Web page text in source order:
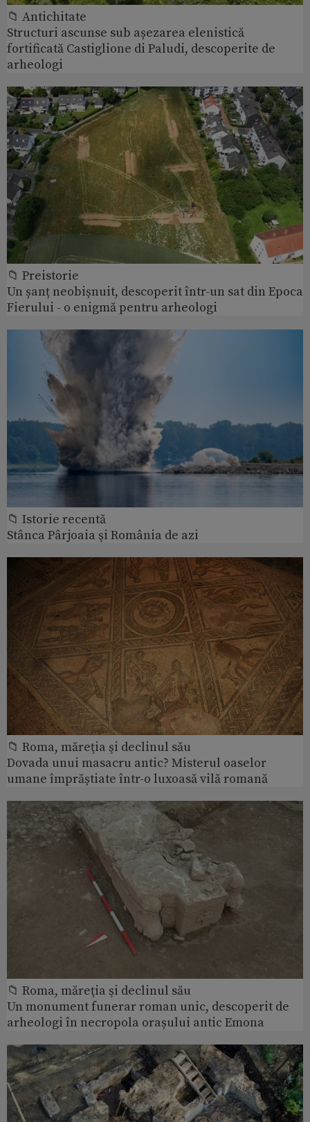
📁 Antichitate
Structuri ascunse sub așezarea elenistică
fortificată Castiglione di Paludi, descoperite de
arheologi
📁 Preistorie
Un șanț neobișnuit, descoperit într-un sat din Epoca
Fierului - o enigmă pentru arheologi
📁 Istorie recentă
Stânca Pârjoaia şi România de azi
📁 Roma, măreţia şi declinul său
Dovada unui masacru antic? Misterul oaselor
umane împrăștiate într-o luxoasă vilă romană
📁 Roma, măreţia şi declinul său
Un monument funerar roman unic, descoperit de
arheologi în necropola orașului antic Emona